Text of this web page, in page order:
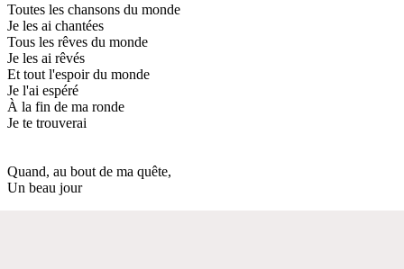
Toutes les chansons du monde
Je les ai chantées
Tous les rêves du monde
Je les ai rêvés
Et tout l'espoir du monde
Je l'ai espéré
À la fin de ma ronde
Je te trouverai
Quand, au bout de ma quête,
Un beau jour